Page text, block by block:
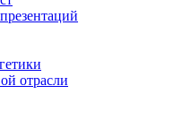
отрасли